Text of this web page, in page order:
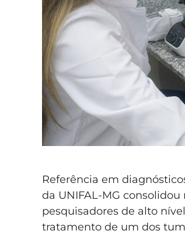
Referência em
da UNIFAL-MG
pesquisadores de alto
tratamento de um dos